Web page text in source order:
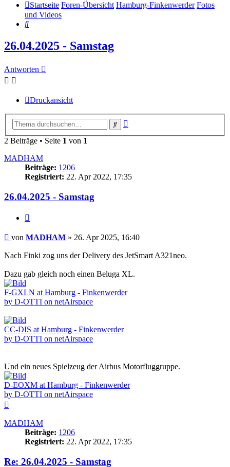
Startseite Foren-Übersicht Hamburg-Finkenwerder Fotos
und Videos
Suche
26.04.2025 - Samstag
Antworten
Druckansicht
Suche
2 Beiträge • Seite 1 von 1
MADHAM
Beiträge: 1206
Registriert: 22. Apr 2022, 17:35
26.04.2025 - Samstag
Beitrag
von MADHAM » 26. Apr 2025, 16:40
Nach Finki zog uns der Delivery des JetSmart A321neo.
Dazu gab gleich noch einen Beluga XL.
F-GXLN at Hamburg - Finkenwerder
by D-OTTI on netAirspace
CC-DIS at Hamburg - Finkenwerder
by D-OTTI on netAirspace
Und ein neues Spielzeug der Airbus Motorfluggruppe.
D-EOXM at Hamburg - Finkenwerder
by D-OTTI on netAirspace
MADHAM
Beiträge: 1206
Registriert: 22. Apr 2022, 17:35
Re: 26.04.2025 - Samstag